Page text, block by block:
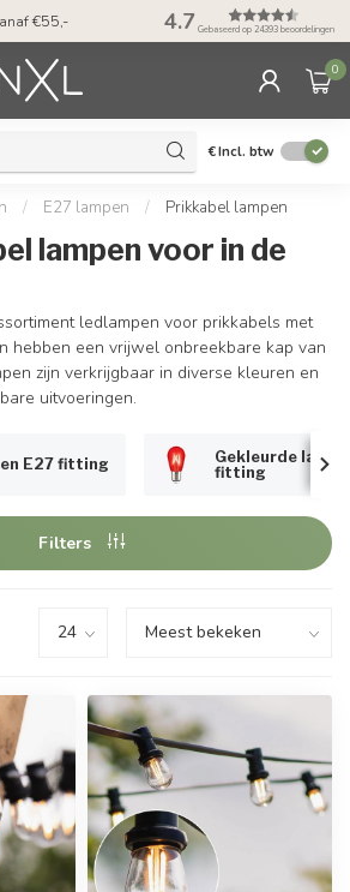
€55,- 50 dagen
met Klarna
4.7 Gebaseerd op 24393 beoordelingen
0
€Incl. btw
/ E27 lampen / Prikkabel lampen
lampen voor in de
ledlampen voor prikkabels met
hebben een vrijwel onbreekbare kap van
zijn verkrijgbaar in diverse kleuren en
uitvoeringen.
E27 fitting
Gekleurde
fitting
Filters